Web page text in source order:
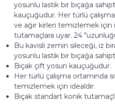
yosunlu lastik bir bıçağa
kauçuğudur. Her türlü
ve ağır kirleri temizlemek için
tutamaçlara uyar. 24
Bu kavisli zemin sileceği, iz
yosunlu lastik bir bıçağa
Bıçak çift yosun kauçuğudur.
Her türlü çalışma ortamında
temizlemek için idealdir.
Bıçak standart konik